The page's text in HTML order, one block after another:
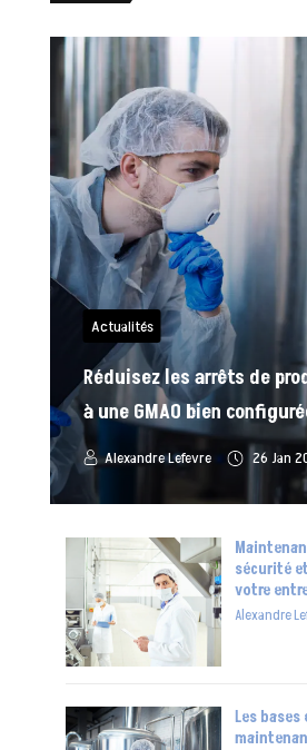
Actualités
Réduisez les arrêts de
à une GMAO bien
Alexandre Lefevre 26 Jan
sécurité
votre
Alexandre
Les